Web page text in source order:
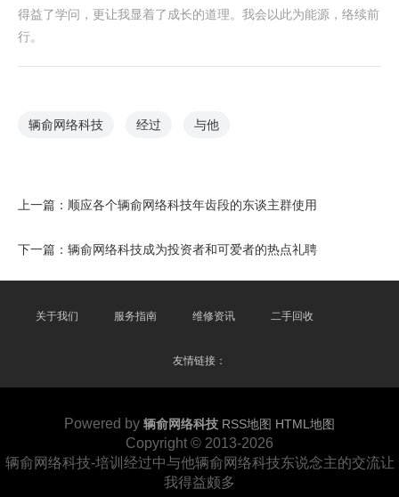
得益了学问，更让我显着了成长的道理。我会以此为能源，络续前
行。
辆俞网络科技 经过 与他
上一篇： 顺应各个辆俞网络科技年齿段的东谈主群使用
下一篇： 辆俞网络科技成为投资者和可爱者的热点礼聘
关于我们 服务指南 维修资讯 二手回收
友情链接：
Powered by 辆俞网络科技 RSS地图 HTML地图
Copyright © 2013-2026
辆俞网络科技-培训经过中与他辆俞网络科技东说念主的交流让
我得益颇多